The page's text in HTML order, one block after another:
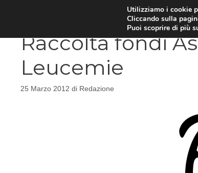
DIETE E METABOLISMO
Raccolta fondi
Leucemie
25 Marzo 2012 di Redazione
Utilizziamo i cookie
Cliccando sulla
Puoi scoprire di più